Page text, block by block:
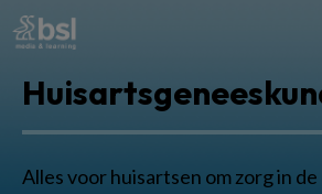
Alles voor huisartsen om zorg in